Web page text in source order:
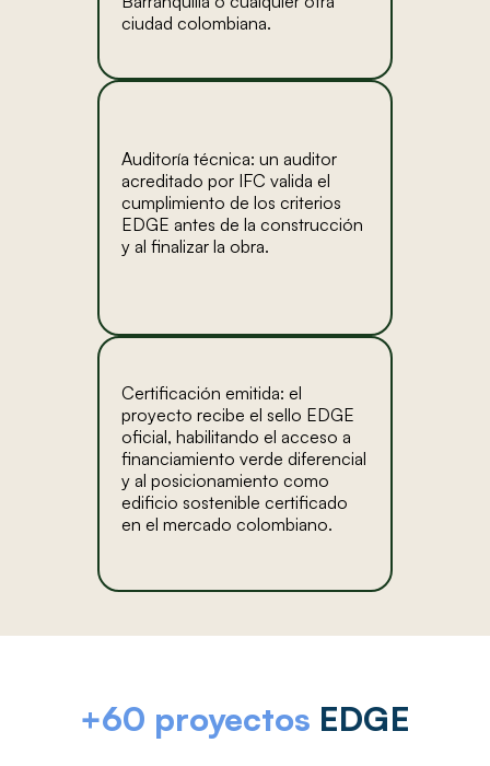
ciudad colombiana.
Auditoría técnica: un auditor
acreditado por IFC valida el
cumplimiento de los criterios
EDGE antes de la construcción
y al finalizar la obra.
Certificación emitida: el
proyecto recibe el sello EDGE
oficial, habilitando el acceso a
financiamiento verde diferencial
y al posicionamiento como
edificio sostenible certificado
en el mercado colombiano.
+60 proyectos EDGE